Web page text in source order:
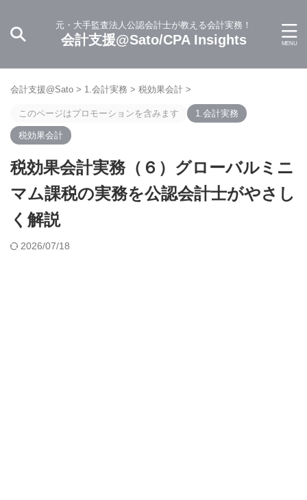
元・大手監査法人公認会計士が教える会計実務！
会計支援@Sato/CPA Insights
会計支援@Sato > 1.会計実務 > 税効果会計 >
このページはプロモーションを含みます 1.会計実務
税効果会計
税効果会計実務（６）グローバルミニ
マム課税の実務を公認会計士がやさし
く解説
2026/07/18